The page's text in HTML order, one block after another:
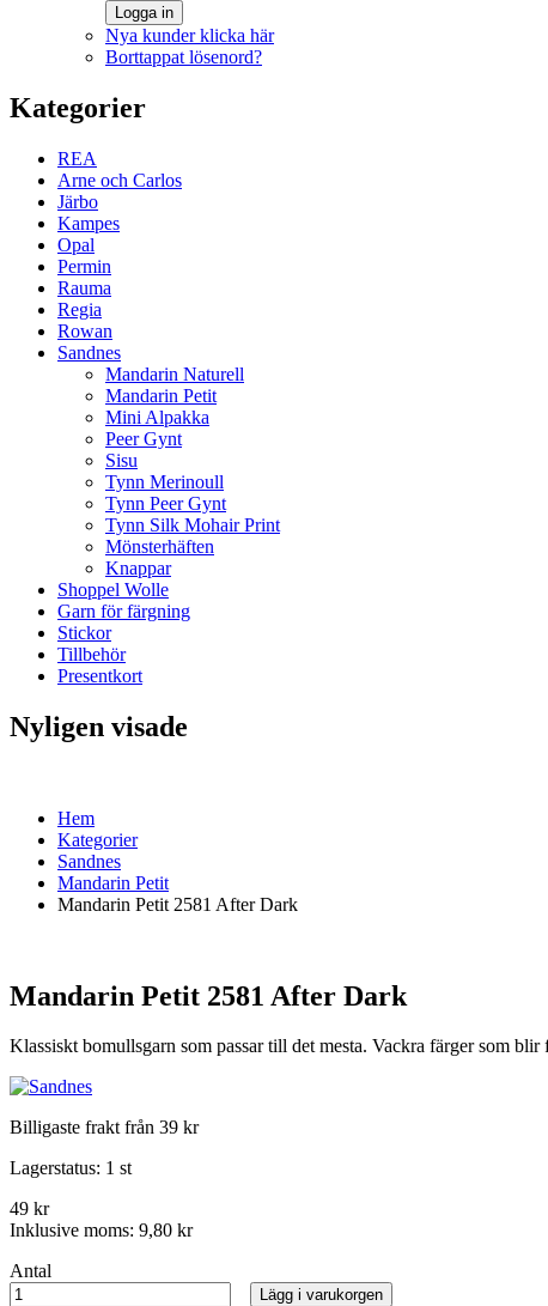
Logga in
Nya kunder klicka här
Borttappat lösenord?
Kategorier
REA
Arne och Carlos
Järbo
Kampes
Opal
Permin
Rauma
Regia
Rowan
Sandnes
Mandarin Naturell
Mandarin Petit
Mini Alpakka
Peer Gynt
Sisu
Tynn Merinoull
Tynn Peer Gynt
Tynn Silk Mohair Print
Mönsterhäften
Knappar
Shoppel Wolle
Garn för färgning
Stickor
Tillbehör
Presentkort
Nyligen visade
Hem
Kategorier
Sandnes
Mandarin Petit
Mandarin Petit 2581 After Dark
Mandarin Petit 2581 After Dark
Klassiskt bomullsgarn som passar till det mesta. Vackra färger som
Billigaste frakt från 39 kr
Lagerstatus: 1 st
49 kr
Inklusive moms: 9,80 kr
Antal
Lägg i varukorgen